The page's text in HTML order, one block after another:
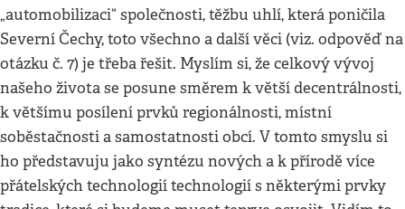
„automobilizaci“ společnosti, těžbu uhlí, která poničila
Severní Čechy, toto všechno a další věci (viz. odpověď na
otázku č. 7) je třeba řešit. Myslím si, že celkový vývoj
našeho života se posune směrem k větší decentrálnosti,
k většímu posílení prvků regionálnosti, místní
soběstačnosti a samostatnosti obcí. V tomto smyslu si
ho představuju jako syntézu nových a k přírodě více
přátelských technologií technologií s některými prvky